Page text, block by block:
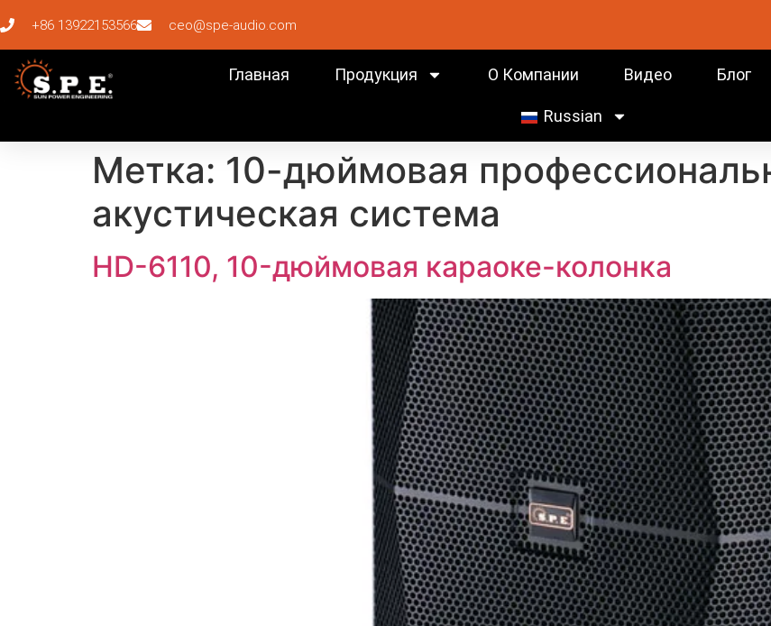
+86 13922153566 ceo@spe-audio.com
Главная Продукция О Компании Видео Блог
Russian
Метка: 10-дюймовая
акустическая система
HD-6110, 10-дюймовая караоке-колонка